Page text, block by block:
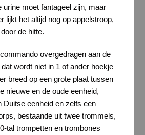
urine moet fantageel zijn, maar
lijkt het altijd nog op appelstroop,
de hitte.
overgedragen aan de
wordt niet in 1 of ander hoekje
breed op een grote plaat tussen
nieuwe en de oude eenheid,
Duitse eenheid en zelfs een
bestaande uit twee trommels,
tal trompetten en trombones